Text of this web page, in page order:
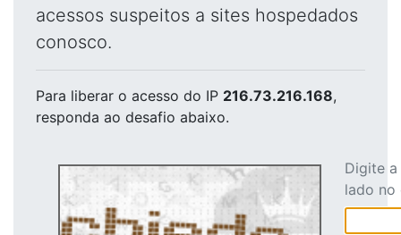
acessos suspeitos a sites hospedados
conosco.
Para liberar o acesso do IP 216.73.216.168,
responda ao desafio abaixo.
Digite
lado no